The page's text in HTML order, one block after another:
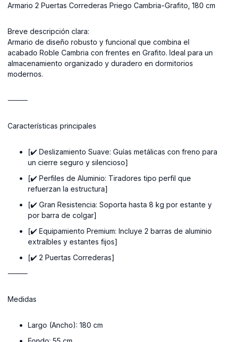
Armario 2 Puertas Correderas Priego Cambria-Grafito, 180 cm
Breve descripción clara:
Armario de diseño robusto y funcional que combina el
acabado Roble Cambria con frentes en Grafito. Ideal para un
almacenamiento organizado y duradero en dormitorios
modernos.
⸻
Características principales
[✔️ Deslizamiento Suave: Guías metálicas con freno para
un cierre seguro y silencioso]
[✔️ Perfiles de Aluminio: Tiradores tipo perfil que
refuerzan la estructura]
[✔️ Gran Resistencia: Soporta hasta 8 kg por estante y
por barra de colgar]
[✔️ Equipamiento Premium: Incluye 2 barras de aluminio
extraíbles y estantes fijos]
[✔️ 2 Puertas Correderas]
⸻
Medidas
Largo (Ancho): 180 cm